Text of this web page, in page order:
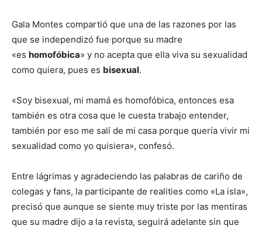
Gala Montes compartió que una de las razones por las
que se independizó fue porque su madre
«es homofóbica» y no acepta que ella viva su sexualidad
como quiera, pues es bisexual.
«Soy bisexual, mi mamá es homofóbica, entonces esa
también es otra cosa que le cuesta trabajo entender,
también por eso me salí de mi casa porque quería vivir mi
sexualidad como yo quisiera», confesó.
Entre lágrimas y agradeciendo las palabras de cariño de
colegas y fans, la participante de realities como «La isla»,
precisó que aunque se siente muy triste por las mentiras
que su madre dijo a la revista, seguirá adelante sin que